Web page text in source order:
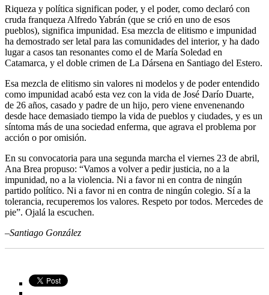
Riqueza y política significan poder, y el poder, como declaró con
cruda franqueza Alfredo Yabrán (que se crió en uno de esos
pueblos), significa impunidad. Esa mezcla de elitismo e impunidad
ha demostrado ser letal para las comunidades del interior, y ha dado
lugar a casos tan resonantes como el de María Soledad en
Catamarca, y el doble crimen de La Dársena en Santiago del Estero.
Esa mezcla de elitismo sin valores ni modelos y de poder entendido
como impunidad acabó esta vez con la vida de José Darío Duarte,
de 26 años, casado y padre de un hijo, pero viene envenenando
desde hace demasiado tiempo la vida de pueblos y ciudades, y es un
síntoma más de una sociedad enferma, que agrava el problema por
acción o por omisión.
En su convocatoria para una segunda marcha el viernes 23 de abril,
Ana Brea propuso: “Vamos a volver a pedir justicia, no a la
impunidad, no a la violencia. Ni a favor ni en contra de ningún
partido político. Ni a favor ni en contra de ningún colegio. Sí a la
tolerancia, recuperemos los valores. Respeto por todos. Mercedes de
pie”. Ojalá la escuchen.
–Santiago González